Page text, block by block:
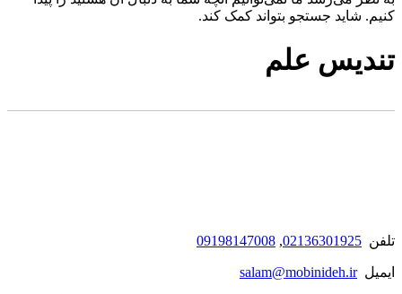
کنیم. شاید جستجو بتواند کمک کند.
تندیس علم
تلفن 02136301925
,
09198147008
ایمیلsalam@mobinideh.ir